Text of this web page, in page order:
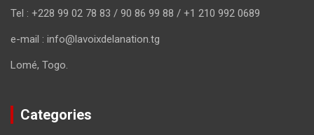
Tel : +228 99 02 78 83 / 90 86 99 88 / +1 210 992 0689
e-mail : info@lavoixdelanation.tg
Lomé, Togo.
Categories